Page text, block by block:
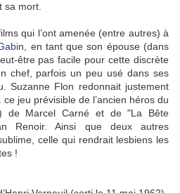
sa mort.
qui l’ont amenée (entre autres) à
, en tant que son épouse (dans
être pas facile pour cette discrète
chef, parfois un peu usé dans ses
Suzanne Flon redonnait justement
jeu prévisible de l’ancien héros du
de Marcel Carné et de "La Bête
Renoir. Ainsi que deux autres
celle qui rendrait lesbiens les
!